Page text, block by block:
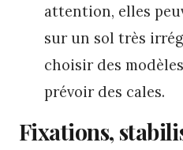
attention, elles
sur un sol très
choisir des
prévoir des cales.
Fixations,